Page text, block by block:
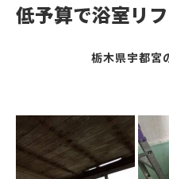
低予算で浴室リ
栃木県宇都宮